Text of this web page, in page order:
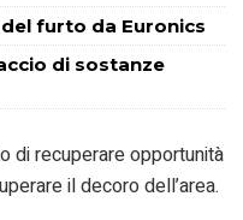
furto da Euronics
di sostanze
di recuperare opportunità
il decoro dell’area.